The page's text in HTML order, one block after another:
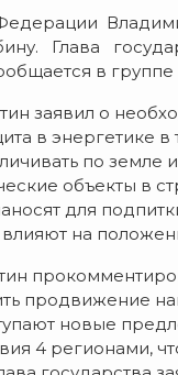
Глава
в группе
заявил о
в энергетике в
по земле
объекты в
для
на
продвижение
новые
4 регионами,